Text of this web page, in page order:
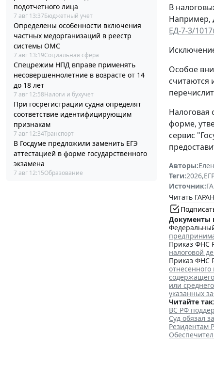
подотчетного лица
7 авг 13:37Бюджетный учет
Определены особенности включения
частных медорганизаций в реестр
системы ОМС
7 авг 13:19Социальная сфера
Спецрежим НПД вправе применять
несовершеннолетние в возрасте от 14
до 18 лет
7 авг 12:58Налоги и бухучет
При госрегистрации судна определят
соответствие идентифицирующим
признакам
7 авг 12:34Транспорт
В Госдуме предложили заменить ЕГЭ
аттестацией в форме государственного
экзамена
7 авг 12:15Образование
В
Например,
ЕД-7-3/
Особое
считаются
Налоговая
форме,
сервис
Авторы:
Теги:2026,
Источник:
Читать
Документы
Приказ ФНС
налоговой
Приказ ФНС
или
указанных
Читайте
ВС РФ
Суд обязал
Резидентам